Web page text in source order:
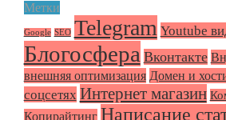
Метки
Google SEO Telegram Youtube
Блогосфера Вконтакте
внешняя оптимизация Домен и
соцсетях Интернет магазин
Копирайтинг Написание